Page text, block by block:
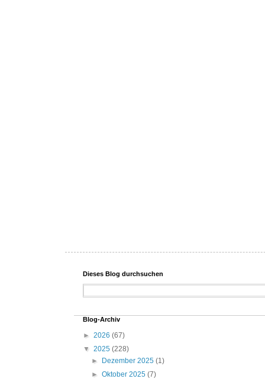
Dieses Blog durchsuchen
Blog-Archiv
► 2026 (67)
▼ 2025 (228)
►
Dezember 2025(1)
►Oktober 2025(7)